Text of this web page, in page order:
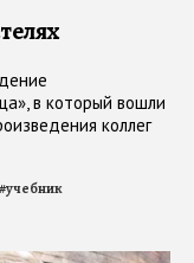
в который вошли
коллег
#учебник